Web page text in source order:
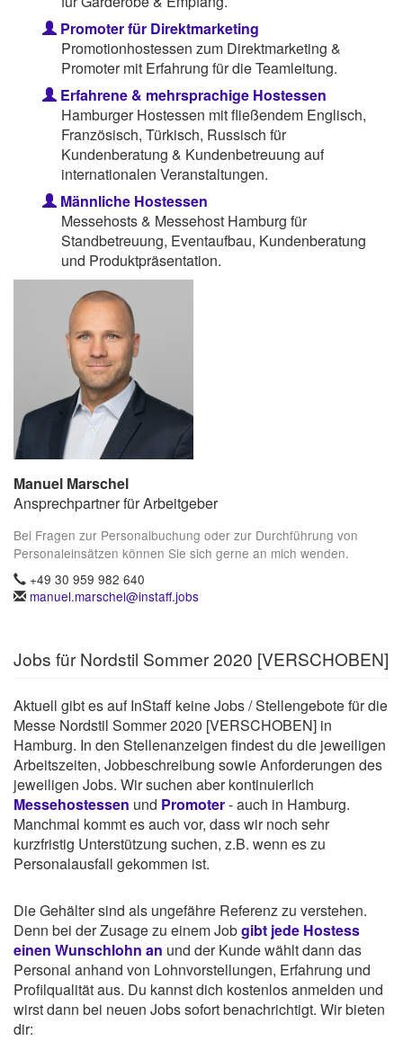
Promoter für Direktmarketing
Promotionhostessen zum Direktmarketing &
Promoter mit Erfahrung für die Teamleitung.
Erfahrene & mehrsprachige Hostessen
Hamburger Hostessen mit fließendem Englisch,
Französisch, Türkisch, Russisch für
Kundenberatung & Kundenbetreuung auf
internationalen Veranstaltungen.
Männliche Hostessen
Messehosts & Messehost Hamburg für
Standbetreuung, Eventaufbau, Kundenberatung
und Produktpräsentation.
Manuel Marschel
Ansprechpartner für Arbeitgeber
Bei Fragen zur Personalbuchung oder zur Durchführung von
Personaleinsätzen können Sie sich gerne an mich wenden.
+49 30 959 982 640
manuel.marschel@instaff.jobs
Jobs für Nordstil Sommer 2020 [VERSCHOBEN]
Aktuell gibt es auf InStaff keine Jobs / Stellengebote für die
Messe Nordstil Sommer 2020 [VERSCHOBEN] in
Hamburg. In den Stellenanzeigen findest du die jeweiligen
Arbeitszeiten, Jobbeschreibung sowie Anforderungen des
jeweiligen Jobs. Wir suchen aber kontinuierlich
Messehostessen und Promoter- auch in Hamburg.
Manchmal kommt es auch vor, dass wir noch sehr
kurzfristig Unterstützung suchen, z.B. wenn es zu
Personalausfall gekommen ist.
Die Gehälter sind als ungefähre Referenz zu verstehen.
Denn bei der Zusage zu einem Jobgibt jede Hostess
einen Wunschlohn an und der Kunde wählt dann das
Personal anhand von Lohnvorstellungen, Erfahrung und
Profilqualität aus. Du kannst dich kostenlos anmelden und
wirst dann bei neuen Jobs sofort benachrichtigt. Wir bieten
dir: